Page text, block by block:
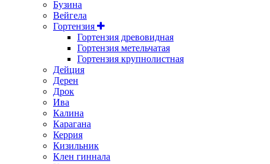
Бузина
Вейгела
Гортензия
Гортензия древовидная
Гортензия метельчатая
Гортензия крупнолистная
Дейция
Дерен
Дрок
Ива
Калина
Карагана
Керрия
Кизильник
Клен гиннала